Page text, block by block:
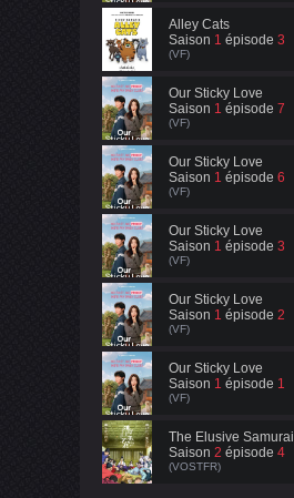
Alley Cats
Saison 1 épisode 3
(VF)
Our Sticky Love
Saison 1 épisode 7
(VF)
Our Sticky Love
Saison 1 épisode 6
(VF)
Our Sticky Love
Saison 1 épisode 3
(VF)
Our Sticky Love
Saison 1 épisode 2
(VF)
Our Sticky Love
Saison 1 épisode 1
(VF)
The Elusive Samurai
Saison 2 épisode 4
(VOSTFR)